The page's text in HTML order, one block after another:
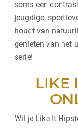
soms een
jeugdige,
houdt van
genieten van het
serie!
LIKE
Wil je Like It